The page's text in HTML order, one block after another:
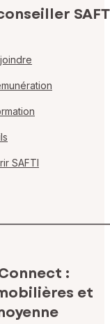
SAFTI
:
et